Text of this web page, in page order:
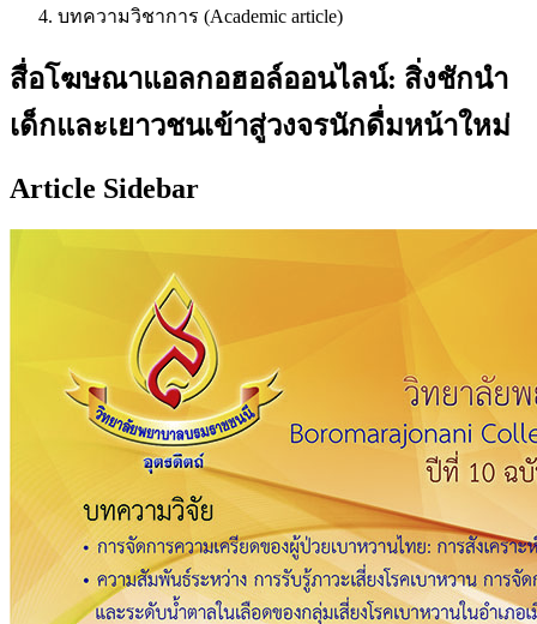
บทความวิชาการ (Academic article)
สื่อโฆษณาแอลกอฮอล์ออนไลน์: สิ่งชักนำ
เด็กและเยาวชนเข้าสู่วงจรนักดื่มหน้าใหม่
Article Sidebar